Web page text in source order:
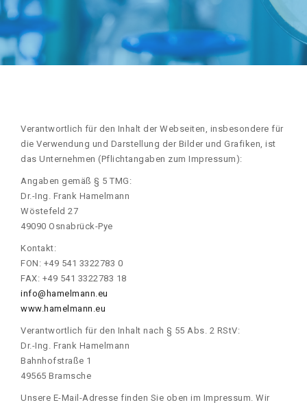
Verantwortlich für den Inhalt der Webseiten, insbesondere für
die Verwendung und Darstellung der Bilder und Grafiken, ist
das Unternehmen (Pflichtangaben zum Impressum):
Angaben gemäß § 5 TMG:
Dr.-Ing. Frank Hamelmann
Wöstefeld 27
49090 Osnabrück-Pye
Kontakt:
FON: +49 541 3322783 0
FAX: +49 541 3322783 18
info@hamelmann.eu
www.hamelmann.eu
Verantwortlich für den Inhalt nach § 55 Abs. 2 RStV:
Dr.-Ing. Frank Hamelmann
Bahnhofstraße 1
49565 Bramsche
Unsere E-Mail-Adresse finden Sie oben im Impressum. Wir